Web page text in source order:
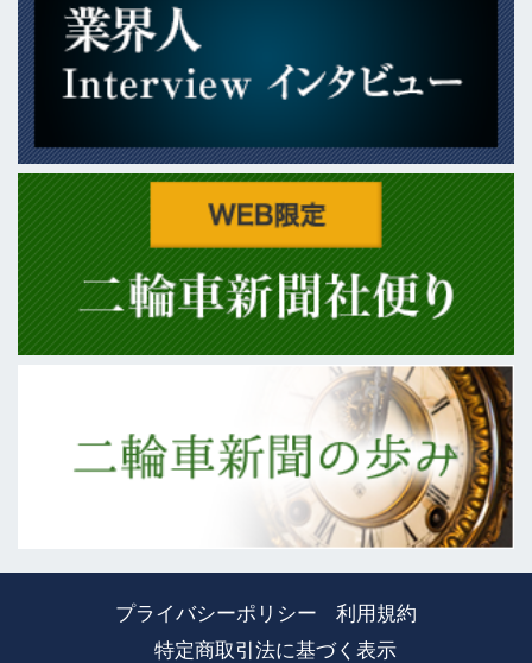
プライバシーポリシー
利用規約
特定商取引法に基づく表示